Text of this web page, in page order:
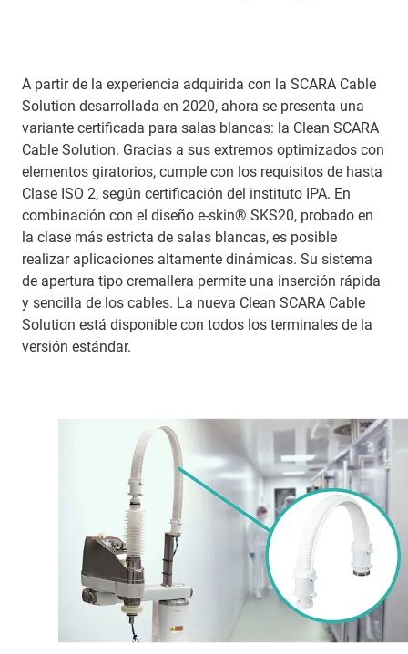
A partir de la experiencia adquirida con la SCARA Cable
Solution desarrollada en 2020, ahora se presenta una
variante certificada para salas blancas: la Clean SCARA
Cable Solution. Gracias a sus extremos optimizados con
elementos giratorios, cumple con los requisitos de hasta
Clase ISO 2, según certificación del instituto IPA. En
combinación con el diseño e-skin® SKS20, probado en
la clase más estricta de salas blancas, es posible
realizar aplicaciones altamente dinámicas. Su sistema
de apertura tipo cremallera permite una inserción rápida
y sencilla de los cables. La nueva Clean SCARA Cable
Solution está disponible con todos los terminales de la
versión estándar.